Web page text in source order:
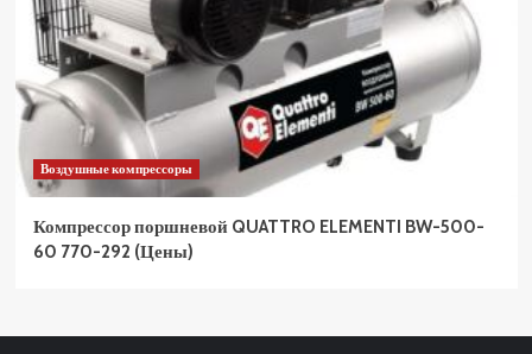
Воздушные компрессоры
Компрессор поршневой QUATTRO ELEMENTI BW-500-
60 770-292 (Цены)